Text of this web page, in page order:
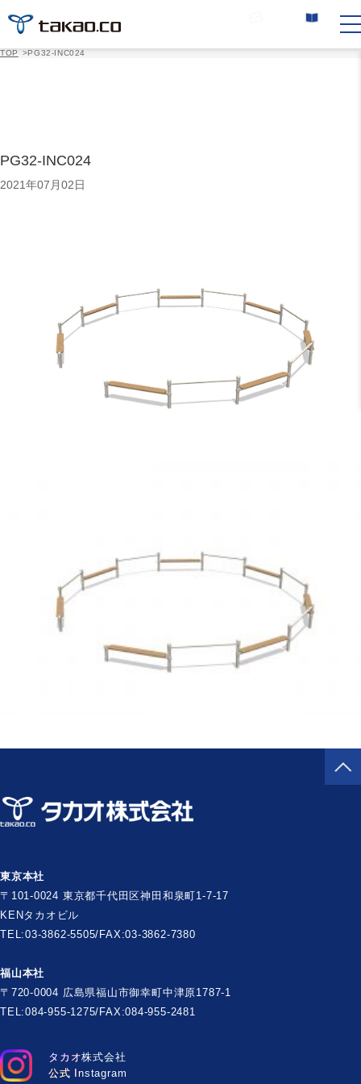
TOP >PG32-INC024
PG32-INC024
2021年07月02日
タカオ株式会社
公式 Instagram
東京本社
〒101-0024 東京都千代田区神田和泉町1-7-17
KENタカオビル
TEL:03-3862-5505/FAX:03-3862-7380
福山本社
〒720-0004 広島県福山市御幸町中津原1787-1
TEL:084-955-1275/FAX:084-955-2481